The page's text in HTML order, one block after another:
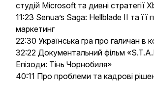
студій Microsoft та дивні стратегії
11:23 Senua’s Saga: Hellblade II та її
маркетинг
22:30 Українська гра про галичан в
32:22 Документальний фільм
Епізоди: Тінь Чорнобиля»
40:11 Про проблеми та кадрові